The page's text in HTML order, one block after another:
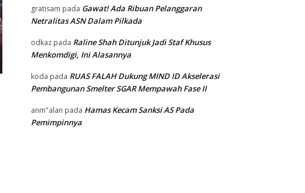
gratisam pada Gawat! Ada Ribuan Pelanggaran
Netralitas ASN Dalam Pilkada
odkaz pada Raline Shah Ditunjuk Jadi Staf Khusus
Menkomdigi, Ini Alasannya
koda pada RUAS FALAH Dukung MIND ID Akselerasi
Pembangunan Smelter SGAR Mempawah Fase II
anm"alan pada Hamas Kecam Sanksi AS Pada
Pemimpinnya